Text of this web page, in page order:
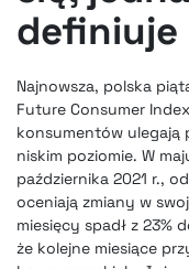
LEGAL
FINTEKEXTRA
OKIEM EKSPERTA
Najnowsza, polska
Future Consumer
konsumentów ulegają
niskim poziomie. W
października 2021 r.,
oceniają zmiany w
miesięcy spadł z 23%
że kolejne miesiące